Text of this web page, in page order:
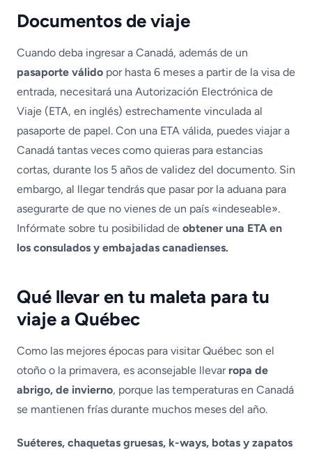
Documentos de viaje
Cuando deba ingresar a Canadá, además de un
pasaporte válido por hasta 6 meses a partir de la visa de
entrada, necesitará una Autorización Electrónica de
Viaje (ETA, en inglés) estrechamente vinculada al
pasaporte de papel. Con una ETA válida, puedes viajar a
Canadá tantas veces como quieras para estancias
cortas, durante los 5 años de validez del documento. Sin
embargo, al llegar tendrás que pasar por la aduana para
asegurarte de que no vienes de un país «indeseable».
Infórmate sobre tu posibilidad de obtener una ETA en
los consulados y embajadas canadienses.
Qué llevar en tu maleta para tu
viaje a Québec
Como las mejores épocas para visitar Québec son el
otoño o la primavera, es aconsejable llevarropa de
abrigo, de invierno, porque las temperaturas en Canadá
se mantienen frías durante muchos meses del año.
Suéteres, chaquetas gruesas, k-ways, botas y zapatos